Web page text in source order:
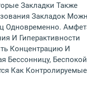
Закладки Также
Закладок
Одновременно.
И Гиперактивности
Концентрацию И
Бессонницу,
Как Контролируемые